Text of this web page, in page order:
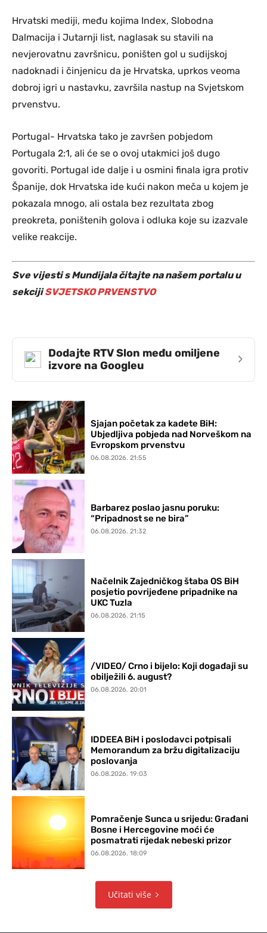
Hrvatski mediji, među kojima Index, Slobodna
Dalmacija i Jutarnji list, naglasak su stavili na
nevjerovatnu završnicu, poništen gol u sudijskoj
nadoknadi i činjenicu da je Hrvatska, uprkos veoma
dobroj igri u nastavku, završila nastup na Svjetskom
prvenstvu.
Portugal- Hrvatska tako je završen pobjedom
Portugala 2:1, ali će se o ovoj utakmici još dugo
govoriti. Portugal ide dalje i u osmini finala igra protiv
Španije, dok Hrvatska ide kući nakon meča u kojem je
pokazala mnogo, ali ostala bez rezultata zbog
preokreta, poništenih golova i odluka koje su izazvale
velike reakcije.
Sve vijesti s Mundijala čitajte na našem portalu u
sekcijiSVJETSKO PRVENSTVO
Dodajte RTV Slon među omiljene
izvore na Googleu
›
Sjajan početak za kadete BiH:
Ubjedljiva pobjeda nad Norveškom na
Evropskom prvenstvu
06.08.2026. 21:55
Barbarez poslao jasnu poruku:
“Pripadnost se ne bira”
06.08.2026. 21:32
Načelnik Zajedničkog štaba OS BiH
posjetio povrijeđene pripadnike na
UKC Tuzla
06.08.2026. 21:15
/VIDEO/ Crno i bijelo: Koji događaji su
obilježili 6. august?
06.08.2026. 20:01
IDDEEA BiH i poslodavci potpisali
Memorandum za bržu digitalizaciju
poslovanja
06.08.2026. 19:03
Pomračenje Sunca u srijedu: Građani
Bosne i Hercegovine moći će
posmatrati rijedak nebeski prizor
06.08.2026. 18:09
Učitati više